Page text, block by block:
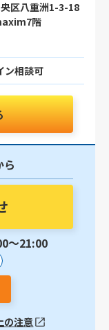
区八重洲1-3-18
階
ン相談可
ら
〜21:00
の注意